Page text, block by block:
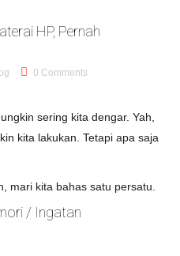
HP, Pernah
0 Comments
sering kita dengar. Yah,
kita lakukan. Tetapi apa saja
mari kita bahas satu persatu.
/ Ingatan